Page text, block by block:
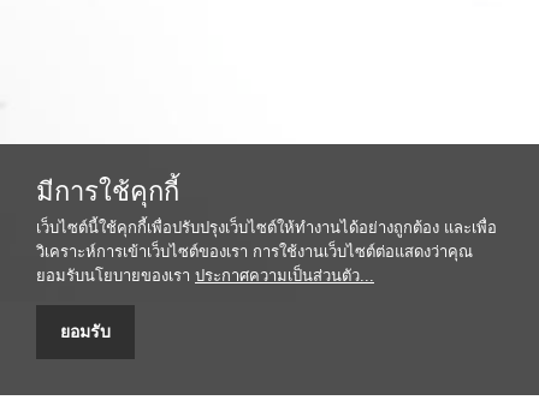
มีการใช้คุกกี้
เว็บไซต์นี้ใช้คุกกี้เพื่อปรับปรุงเว็บไซต์ให้ทำงานได้อย่างถูกต้อง และเพื่อ
วิเคราะห์การเข้าเว็บไซต์ของเรา การใช้งานเว็บไซต์ต่อแสดงว่าคุณ
ยอมรับนโยบายของเรา ประกาศความเป็นส่วนตัว...
ยอมรับ